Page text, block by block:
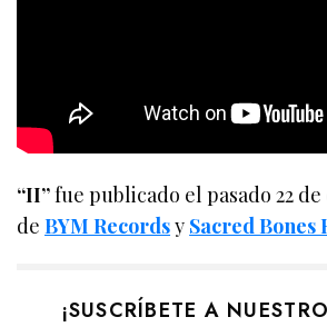
“II”fue publicado el pasado 22
deBYM Recordsy Sacred Bones
¡SUSCRÍBETE A